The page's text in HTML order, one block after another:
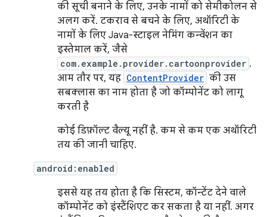
की सूची बनाने के लिए, उनके नामों को सेमीकोलन से
अलग करें. टकराव से बचने के लिए, अथॉरिटी के
नामों के लिए Java-स्टाइल नेमिंग कन्वेंशन का
इस्तेमाल करें, जैसे
com.example.provider.cartoonprovider .
आम तौर पर, यह ContentProvider की उस
सबक्लास का नाम होता है जो कॉम्पोनेंट को लागू
करती है
कोई डिफ़ॉल्ट वैल्यू नहीं है. कम से कम एक अथॉरिटी
तय की जानी चाहिए.
android:enabled
इससे यह तय होता है कि सिस्टम, कॉन्टेंट देने वाले
कॉम्पोनेंट को इंस्टैंशिएट कर सकता है या नहीं. अगर